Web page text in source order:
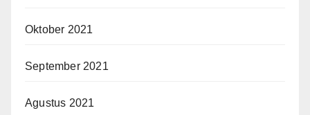
Oktober 2021
September 2021
Agustus 2021